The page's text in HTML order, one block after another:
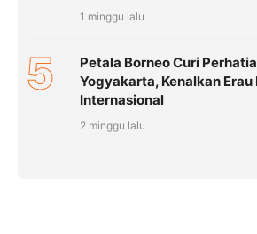
1 minggu lalu
5
Petala Borneo Curi
Yogyakarta, Kenalkan
Internasional
2 minggu lalu